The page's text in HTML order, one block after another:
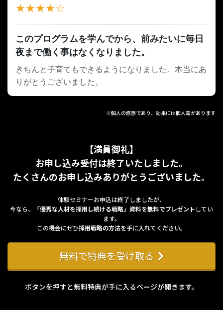
★★★★☆
このプログラムを学んでから、前みたいに毎日
夜まで働く事はなくなりました。
きちんと子育てもできるようになりました。本当にあ
りがとうございました。
※個人の感想であり、効果には個人差があります
【満員御礼】
お申し込み受付は終了いたしました。
たくさんのお申し込みありがとうございました。
体験セミナーお申込は終了しましたが、
今なら、
「優秀な人材を採用し続ける戦略」資料を無料でプレゼントしてい
ます。
この機会にぜひ採用戦略の方法を手に入れてください。
無料で特典を受け取る
ボタンを押すと無料特典が手に入るページが開きます。